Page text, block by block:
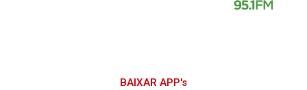
BAIXAR APP's